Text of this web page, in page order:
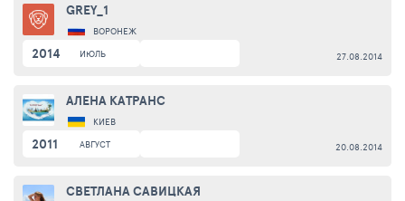
GREY_1
ВОРОНЕЖ
2014 ИЮЛЬ 27.08.2014
АЛЕНА КАТРАНС
КИЕВ
2011 АВГУСТ 20.08.2014
СВЕТЛАНА САВИЦКАЯ